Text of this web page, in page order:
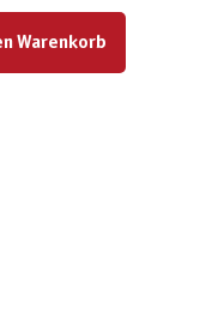
die Schaltflächen um die Anzahl zu
Warenkorb